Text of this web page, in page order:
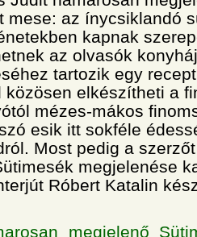
mese: az ínycsiklandó
kapnak
az olvasók
tartozik egy
közösen elkészítheti a
mézes-mákos
esik itt sokféle
Most pedig a
megjelenése
Róbert Katalin
megjelenő